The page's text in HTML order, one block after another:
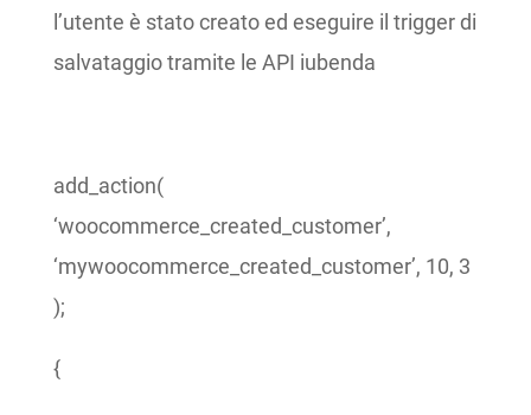
l’utente è stato creato ed eseguire il trigger di
salvataggio tramite le API iubenda
add_action(
‘woocommerce_created_customer’,
‘mywoocommerce_created_customer’, 10, 3
);
{